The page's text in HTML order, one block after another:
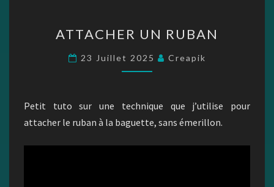
UN
RUBAN
ATTACHER UN RUBAN
23 Juillet 2025 Creapik
Petit tuto sur une technique que j’utilise pour
attacher le ruban à la baguette, sans émerillon.